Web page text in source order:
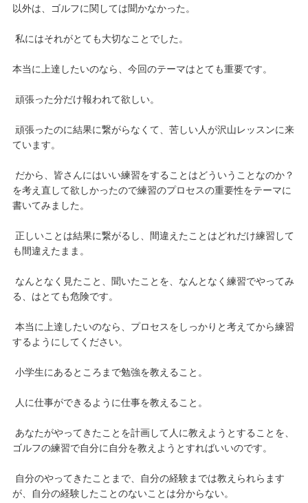
以外は、ゴルフに関しては聞かなかった。
私にはそれがとても大切なことでした。
本当に上達したいのなら、今回のテーマはとても重要です。
頑張った分だけ報われて欲しい。
頑張ったのに結果に繋がらなくて、苦しい人が沢山レッスンに来
ています。
だから、皆さんにはいい練習をすることはどういうことなのか？
を考え直して欲しかったので練習のプロセスの重要性をテーマに
書いてみました。
正しいことは結果に繋がるし、間違えたことはどれだけ練習して
も間違えたまま。
なんとなく見たこと、聞いたことを、なんとなく練習でやってみ
る、はとても危険です。
本当に上達したいのなら、プロセスをしっかりと考えてから練習
するようにしてください。
小学生にあるところまで勉強を教えること。
人に仕事ができるように仕事を教えること。
あなたがやってきたことを計画して人に教えようとすることを、
ゴルフの練習で自分に自分を教えようとすればいいのです。
自分のやってきたことまで、自分の経験までは教えられらます
が、自分の経験したことのないことは分からない。